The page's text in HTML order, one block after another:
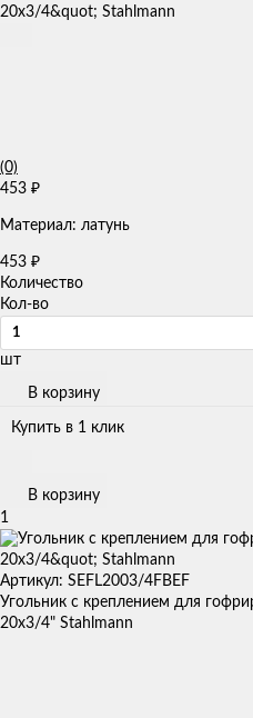
(0)
453 ₽
Материал: латунь
453 ₽
Количество
Кол-во
шт
В корзину
Купить в 1 клик
В корзину
1
Артикул: SEFL2003/4FBEF
Угольник с креплением для
20x3/4" Stahlmann